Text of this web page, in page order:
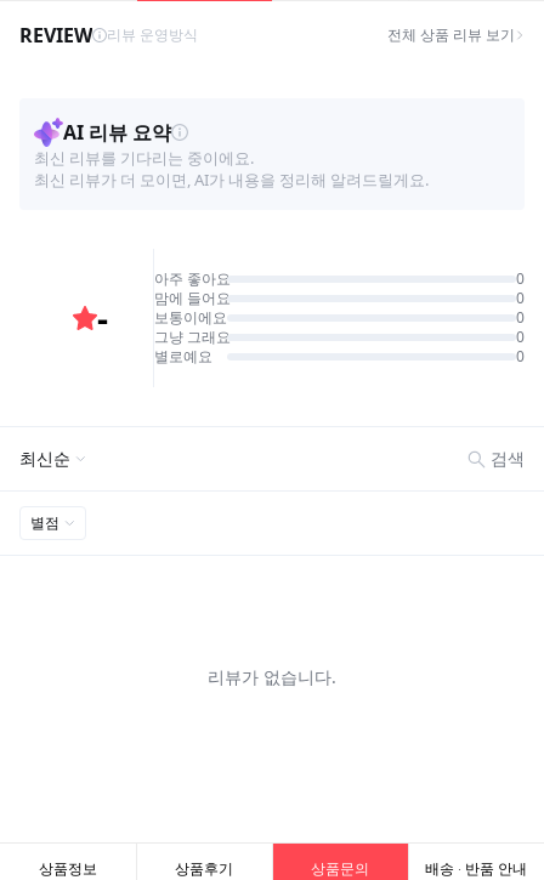
상품정보 상품후기 상품문의 배송 · 반품 안내